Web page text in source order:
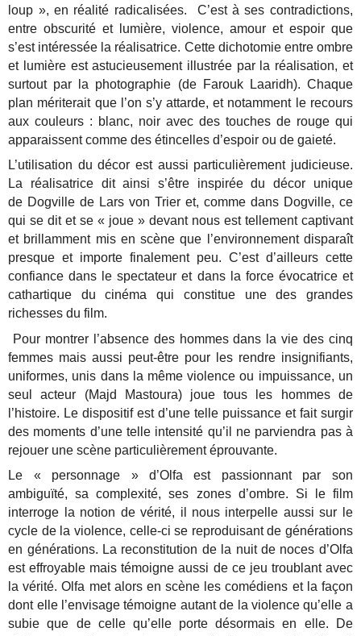
loup », en réalité radicalisées. C’est à ses contradictions,
entre obscurité et lumière, violence, amour et espoir que
s’est intéressée la réalisatrice. Cette dichotomie entre ombre
et lumière est astucieusement illustrée par la réalisation, et
surtout par la photographie (de Farouk Laaridh). Chaque
plan mériterait que l’on s’y attarde, et notamment le recours
aux couleurs : blanc, noir avec des touches de rouge qui
apparaissent comme des étincelles d’espoir ou de gaieté.
L’utilisation du décor est aussi particulièrement judicieuse.
La réalisatrice dit ainsi s’être inspirée du décor unique
de Dogville de Lars von Trier et, comme dans Dogville, ce
qui se dit et se « joue » devant nous est tellement captivant
et brillamment mis en scène que l’environnement disparaît
presque et importe finalement peu. C’est d’ailleurs cette
confiance dans le spectateur et dans la force évocatrice et
cathartique du cinéma qui constitue une des grandes
richesses du film.
Pour montrer l’absence des hommes dans la vie des cinq
femmes mais aussi peut-être pour les rendre insignifiants,
uniformes, unis dans la même violence ou impuissance, un
seul acteur (Majd Mastoura) joue tous les hommes de
l’histoire. Le dispositif est d’une telle puissance et fait surgir
des moments d’une telle intensité qu’il ne parviendra pas à
rejouer une scène particulièrement éprouvante.
Le « personnage » d’Olfa est passionnant par son
ambiguïté, sa complexité, ses zones d’ombre. Si le film
interroge la notion de vérité, il nous interpelle aussi sur le
cycle de la violence, celle-ci se reproduisant de générations
en générations. La reconstitution de la nuit de noces d’Olfa
est effroyable mais témoigne aussi de ce jeu troublant avec
la vérité. Olfa met alors en scène les comédiens et la façon
dont elle l’envisage témoigne autant de la violence qu’elle a
subie que de celle qu’elle porte désormais en elle. De